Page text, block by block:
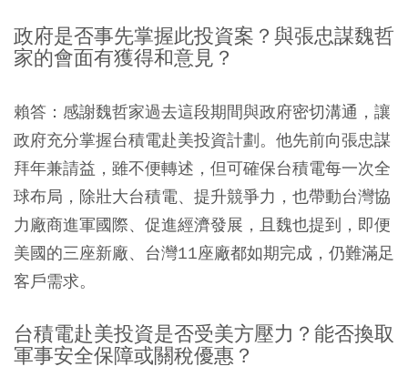
政府是否事先掌握此投資案？與張忠謀魏哲
家的會面有獲得和意見？
賴答：感謝魏哲家過去這段期間與政府密切溝通，讓
政府充分掌握台積電赴美投資計劃。他先前向張忠謀
拜年兼請益，雖不便轉述，但可確保台積電每一次全
球布局，除壯大台積電、提升競爭力，也帶動台灣協
力廠商進軍國際、促進經濟發展，且魏也提到，即便
美國的三座新廠、台灣11座廠都如期完成，仍難滿足
客戶需求。
台積電赴美投資是否受美方壓力？能否換取
軍事安全保障或關稅優惠？